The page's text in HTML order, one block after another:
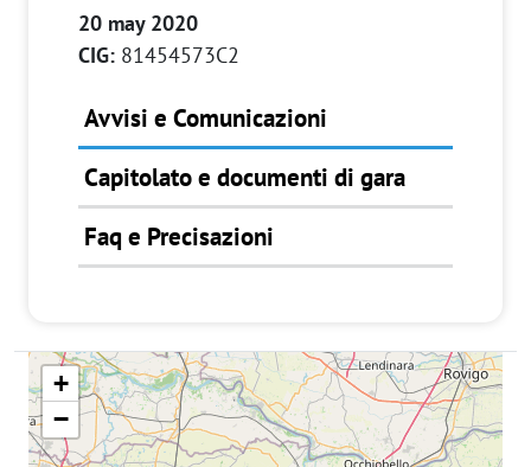
20 may 2020
CIG: 81454573C2
Avvisi e Comunicazioni
Capitolato e documenti di gara
Faq e Precisazioni
+
−